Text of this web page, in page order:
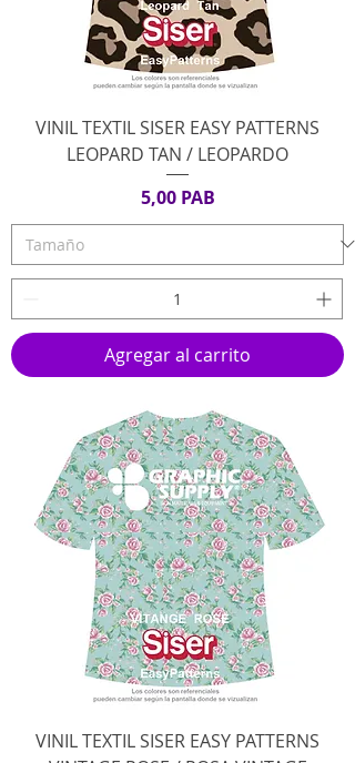
VINIL TEXTIL SISER EASY PATTERNS
LEOPARD TAN / LEOPARDO
Precio
5,00 PAB
Agregar al carrito
VINIL TEXTIL SISER EASY PATTERNS